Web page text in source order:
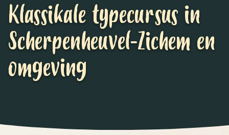
Klassikale typecursus in
Scherpenheuvel-Zichem en
omgeving